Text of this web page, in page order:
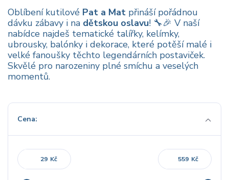
Oblíbení kutilové Pat a Mat přináší pořádnou
dávku zábavy i na dětskou oslavu! 🔧🎉 V naší
nabídce najdeš tematické talířky, kelímky,
ubrousky, balónky i dekorace, které potěší malé i
velké fanoušky těchto legendárních postaviček.
Skvělé pro narozeniny plné smíchu a veselých
momentů.
Cena:
Kč Kč